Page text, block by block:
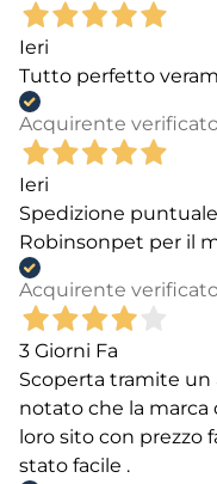
Ieri
Tutto perfetto
Acquirente
Ieri
Spedizione
Robinsonpet per il
Acquirente
3 Giorni Fa
Scoperta tramite un
notato che la marca
loro sito con prezzo
stato facile .